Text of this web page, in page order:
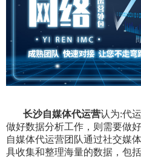
长沙自媒体代运营认为:代
做好数据分析工作，则需要做
自媒体代运营团队通过社交媒
具收集和整理海量的数据，包